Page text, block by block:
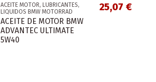
ACEITE MOTOR, LUBRICANTES,
LIQUIDOS BMW MOTORRAD
ACEITE DE MOTOR BMW
ADVANTEC ULTIMATE
5W40
25,07 €